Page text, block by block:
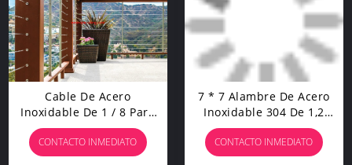
Cable De Acero
Inoxidable De 1 / 8 Para
Aeronaves, 7 X 7 200 Pies
T 316 Clase Marina
CONTACTO INMEDIATO
7 * 7 Alambre De Acero
Inoxidable 304 De 1,2
Mm
CONTACTO INMEDIATO